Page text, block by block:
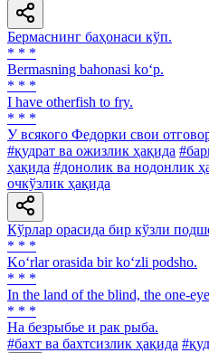
Бермаснинг баҳонаси кўп.
* * *
Bermasning bahonasi ko‘p.
* * *
I have otherfish to fry.
* * *
У всякого Федорки свои
#қудрат ва ожизлик ҳақида
ҳақида #донолик ва нодонлик
очкўзлик ҳақида
Кўрлар орасида бир кўзли
* * *
Ko‘rlar orasida bir ko‘zli podsho.
* * *
In the land of the blind, the one-
* * *
Ha безрыбье и рак рыба.
#бахт ва бахтсизлик ҳақида